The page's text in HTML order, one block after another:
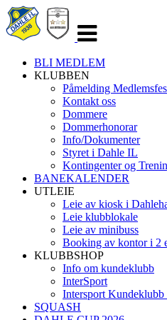
navigasjon
BLI MEDLEM
KLUBBEN
Påmelding
Kontakt oss
Dommere
Dommerhonorar
Info/Dokumenter
Styret i Dahle IL
Kontingenter og
BANEKALENDER
UTLEIE
Leie av kiosk i
Leie klubblokale
Leie av minibuss
Booking av kontor i 2
KLUBBSHOP
Info om kundeklubb
InterSport
Intersport
SQUASH